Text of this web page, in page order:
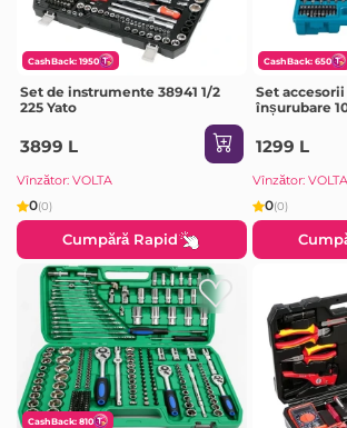
CashBack: 1950
Set de instrumente 38941 1/2
225 Yato
3899 L
Vînzător: VOLTA
0(0)
Cumpără Rapid
CashBack: 650
Set
înșurubare
1299 L
Vînzător: VOLTA
0(0)
CashBack: 810